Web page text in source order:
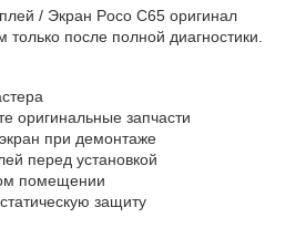
/ Экран Poco C65 оригинал
после полной диагностики.
оригинальные запчасти
при демонтаже
перед установкой
помещении
защиту